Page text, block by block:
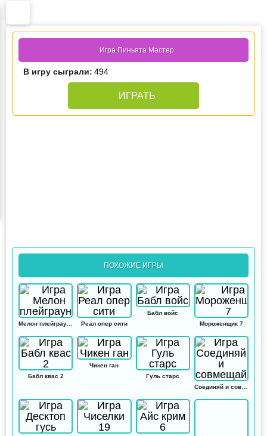
Игра Пиньята Мастер
В игру сыграли: 494
ИГРАТЬ
ПОХОЖИЕ ИГРЫ
Реал опер сити
Бабл войс
Мороженщик 7
Бабл квас 2
Чикен ган
Гуль старс
Соединяй и совмещай